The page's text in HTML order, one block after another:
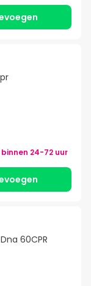
24-72 uur
60CPR